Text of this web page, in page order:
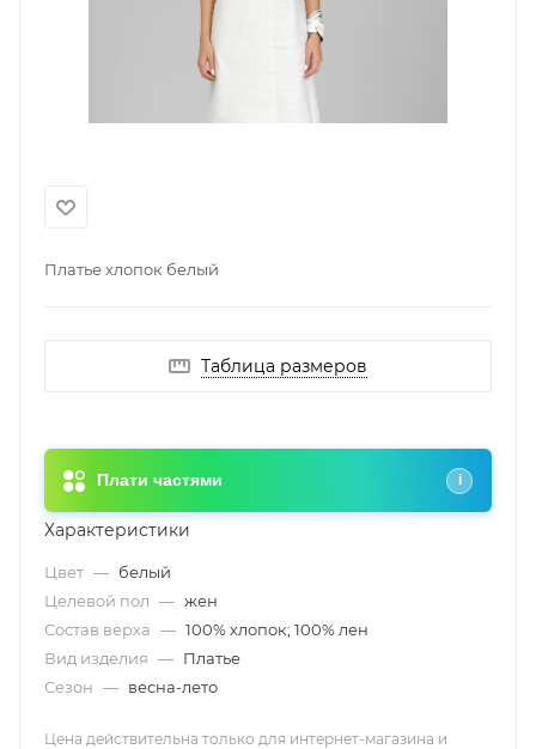
Платье хлопок белый
Таблица размеров
Плати частями i
Характеристики
Цвет — белый
Целевой пол — жен
Состав верха — 100% хлопок; 100% лен
Вид изделия — Платье
Сезон — весна-лето
Цена действительна только для интернет-магазина и